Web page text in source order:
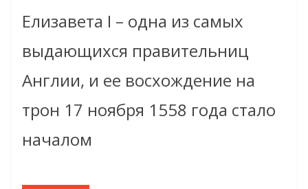
Елизавета I – одна из самых
выдающихся правительниц
Англии, и ее восхождение на
трон 17 ноября 1558 года стало
началом